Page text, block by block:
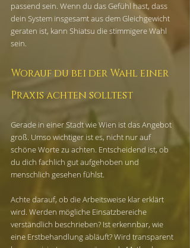
passend sein. Wenn du das Gefühl hast, dass
dein System insgesamt aus dem Gleichgewicht
geraten ist, kann Shiatsu die stimmigere Wahl
sein.
Worauf du bei der Wahl einer
Praxis achten solltest
Gerade in einer Stadt wie Wien ist das Angebot
groß. Umso wichtiger ist es, nicht nur auf
schöne Worte zu achten. Entscheidend ist, ob
du dich fachlich gut aufgehoben und
menschlich gesehen fühlst.
Achte darauf, ob die Arbeitsweise klar erklärt
wird. Werden mögliche Einsatzbereiche
verständlich beschrieben? Ist erkennbar, wie
eine Erstbehandlung abläuft? Wird transparent